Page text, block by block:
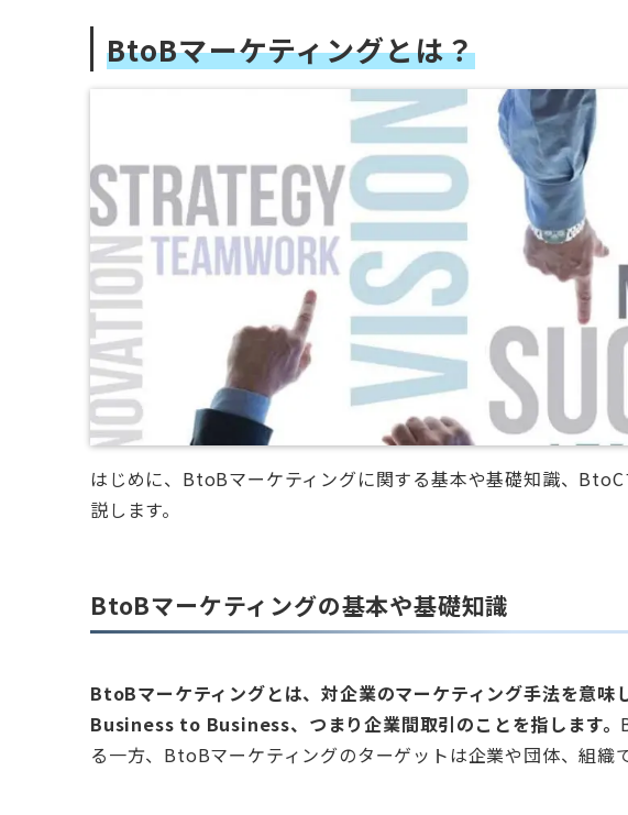
BtoBマーケティングとは？
はじめに、BtoBマーケティングに関する基本や基礎知識、
説します。
BtoBマーケティングの基本や基礎知識
BtoBマーケティングとは、対企業のマーケティング手法を意
Business to Business、つまり企業間取引のことを指します。
る一方、BtoBマーケティングのターゲットは企業や団体、組織で